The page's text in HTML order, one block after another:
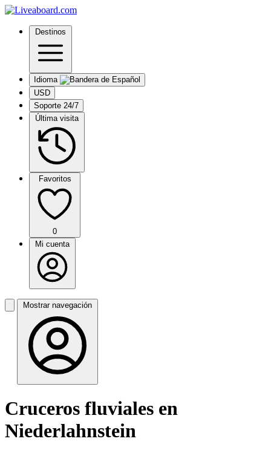
Destinos
Idioma
USD
Soporte 24/7
Última visita
Favoritos
0
Mi cuenta
Mostrar navegación
Cruceros fluviales en
Niederlahnstein